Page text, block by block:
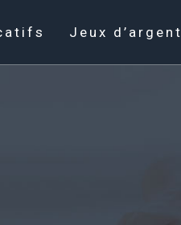
Jeux d’argent